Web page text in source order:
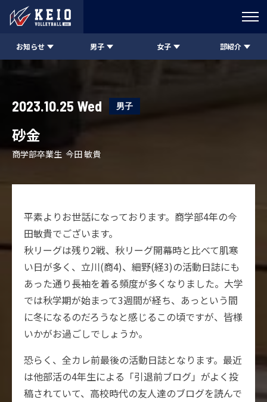
お知らせ 男子 女子 部紹介
2023.10.25 Wed 男子
砂金
商学部卒業生 今田 敏貴
平素よりお世話になっております。商学部4年の今
田敏貴でございます。
秋リーグは残り2戦、秋リーグ開幕時と比べて肌寒
い日が多く、立川(商4)、細野(経3)の活動日誌にも
あった通り長袖を着る頻度が多くなりました。大学
では秋学期が始まって3週間が経ち、あっという間
に冬になるのだろうなと感じるこの頃ですが、皆様
いかがお過ごしでしょうか。
恐らく、全カレ前最後の活動日誌となります。最近
は他部活の4年生による「引退前ブログ」がよく投
稿されていて、高校時代の友人達のブログを読んで